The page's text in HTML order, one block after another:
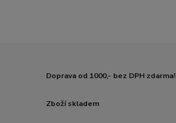
Doprava od 1000,- bez DPH zdarma!
Zboží skladem